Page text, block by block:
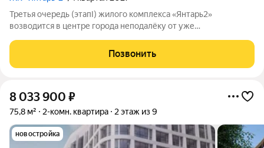
Третья очередь (этапI) жилого комплекса «Янтарь2»
возводится в центре города неподалёку от уже
удобной локацией: здесь хорошо развита инфраструктура, но
при этом нет шума и пыли от крупных дорог. В
Позвонить
8 033 900 ₽
75,8 м² 2-комн. квартира 2 этаж из 9
новостройка